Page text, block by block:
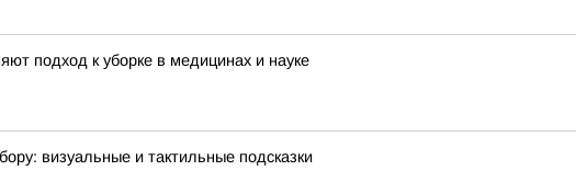
подход к уборке в медицинах и науке
визуальные и тактильные подсказки